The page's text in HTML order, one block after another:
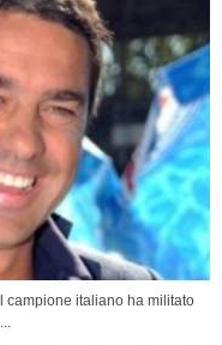
campione italiano ha militato